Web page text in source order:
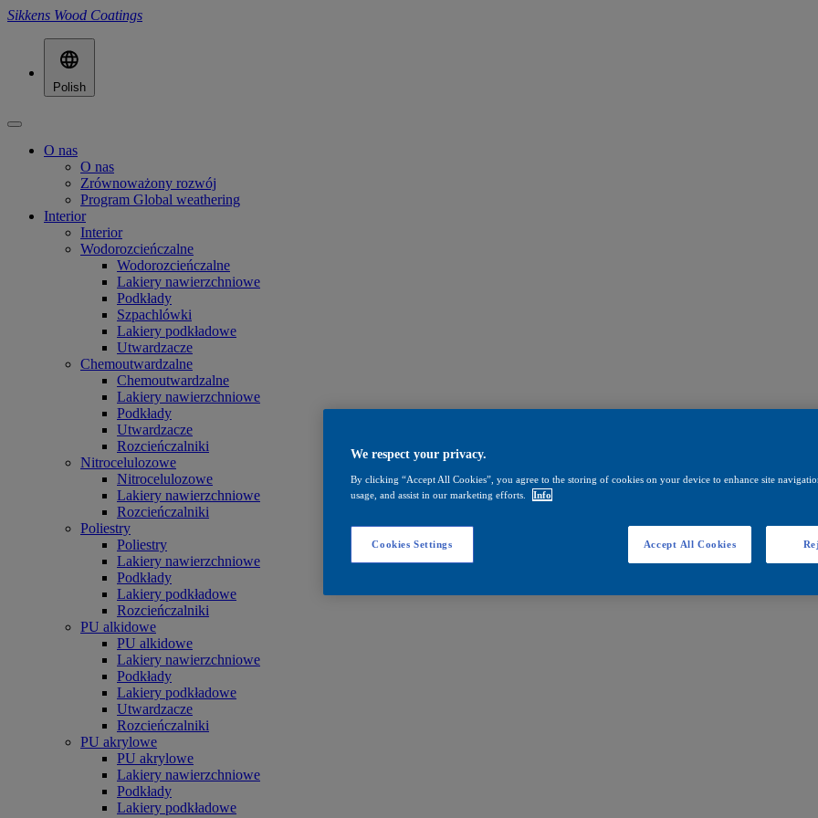
Sikkens Wood Coatings
Polish
O nas
O nas
Zrównoważony rozwój
Program Global weathering
Interior
Interior
Wodorozcieńczalne
Wodorozcieńczalne
Lakiery nawierzchniowe
Podkłady
Szpachlówki
Lakiery podkładowe
Utwardzacze
Chemoutwardzalne
Chemoutwardzalne
Lakiery nawierzchniowe
Podkłady
Utwardzacze
Rozcieńczalniki
Nitrocelulozowe
Nitrocelulozowe
Lakiery nawierzchniowe
Rozcieńczalniki
Poliestry
Poliestry
Lakiery nawierzchniowe
Podkłady
Lakiery podkładowe
Rozcieńczalniki
PU alkidowe
PU alkidowe
Lakiery nawierzchniowe
Podkłady
Lakiery podkładowe
Utwardzacze
Rozcieńczalniki
PU akrylowe
PU akrylowe
Lakiery nawierzchniowe
Podkłady
Lakiery podkładowe
We respect your privacy.
By clicking “Accept All Cookies”, you agree to the storing of cookies on your device to enhance site
usage, and assist in our marketing efforts.
Info
Cookies Settings Accept All Cookies